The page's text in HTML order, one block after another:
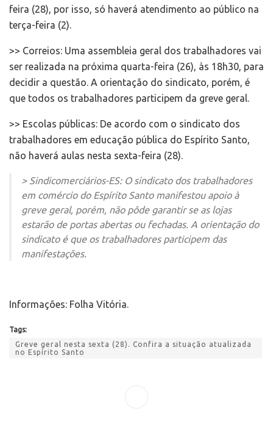
feira (28), por isso, só haverá atendimento ao público na
terça-feira (2).
>> Correios: Uma assembleia geral dos trabalhadores vai
ser realizada na próxima quarta-feira (26), às 18h30, para
decidir a questão. A orientação do sindicato, porém, é
que todos os trabalhadores participem da greve geral.
>> Escolas públicas: De acordo com o sindicato dos
trabalhadores em educação pública do Espírito Santo,
não haverá aulas nesta sexta-feira (28).
> Sindicomerciários-ES: O sindicato dos trabalhadores
em comércio do Espírito Santo manifestou apoio à
greve geral, porém, não pôde garantir se as lojas
estarão de portas abertas ou fechadas. A orientação do
sindicato é que os trabalhadores participem das
manifestações.
Informações: Folha Vitória.
Tags:
Greve geral nesta sexta (28). Confira a situação atualizada
no Espírito Santo